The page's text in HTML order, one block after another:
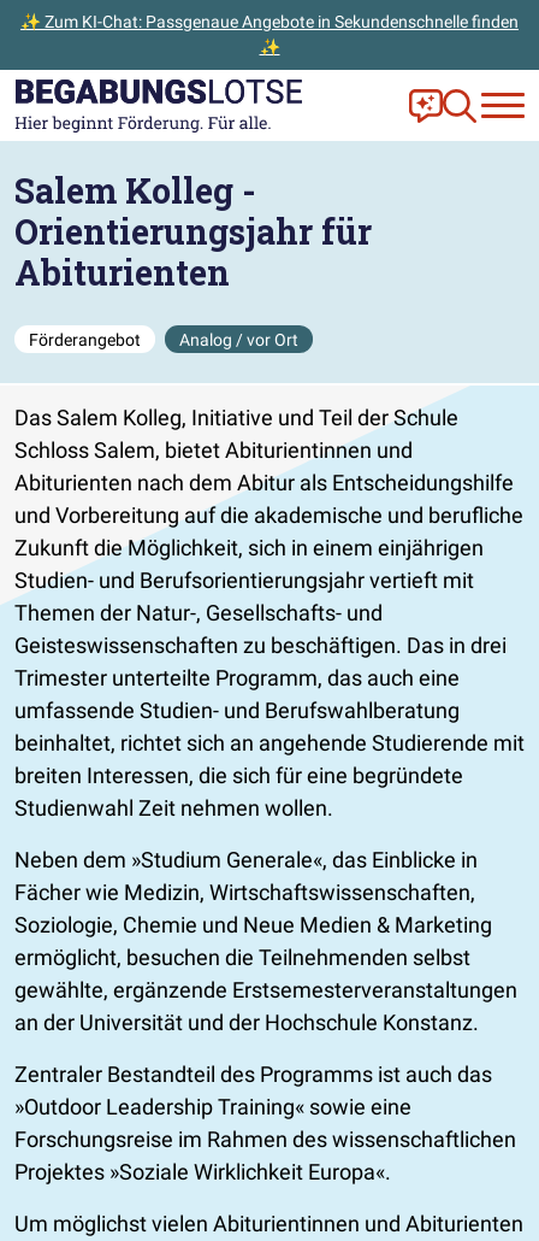
✨ Zum KI-Chat: Passgenaue Angebote in Sekundenschnelle finden
✨
Zum Hauptinhalt der Seite springen
Zur Startseite gehen Frag Ella!
Zur
Salem Kolleg -
Orientierungsjahr für
Abiturienten
Förderangebot Analog / vor Ort
Das Salem Kolleg, Initiative und Teil der Schule
Schloss Salem, bietet Abiturientinnen und
Abiturienten nach dem Abitur als Entscheidungshilfe
und Vorbereitung auf die akademische und berufliche
Zukunft die Möglichkeit, sich in einem einjährigen
Studien- und Berufsorientierungsjahr vertieft mit
Themen der Natur-, Gesellschafts- und
Geisteswissenschaften zu beschäftigen. Das in drei
Trimester unterteilte Programm, das auch eine
umfassende Studien- und Berufswahlberatung
beinhaltet, richtet sich an angehende Studierende mit
breiten Interessen, die sich für eine begründete
Studienwahl Zeit nehmen wollen.
Neben dem Studium Generale , das Einblicke in
Fächer wie Medizin, Wirtschaftswissenschaften,
Soziologie, Chemie und Neue Medien & Marketing
ermöglicht, besuchen die Teilnehmenden selbst
gewählte, ergänzende Erstsemesterveranstaltungen
an der Universität und der Hochschule Konstanz.
Zentraler Bestandteil des Programms ist auch das
Outdoor Leadership Training
sowie eine
Forschungsreise im Rahmen des wissenschaftlichen
Projektes Soziale Wirklichkeit Europa .
Um möglichst vielen Abiturientinnen und Abiturienten